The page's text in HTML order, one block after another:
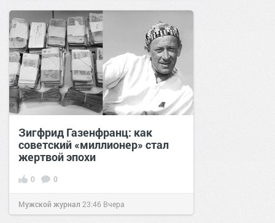
Зигфрид Газенфранц: как
советский «миллионер» стал
жертвой эпохи
0 0
Мужской журнал 23:46 Вчера